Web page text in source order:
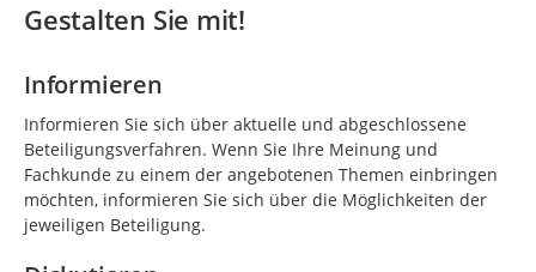
Gestalten Sie mit!
Informieren
Informieren Sie sich über aktuelle und abgeschlossene
Beteiligungsverfahren. Wenn Sie Ihre Meinung und
Fachkunde zu einem der angebotenen Themen einbringen
möchten, informieren Sie sich über die Möglichkeiten der
jeweiligen Beteiligung.